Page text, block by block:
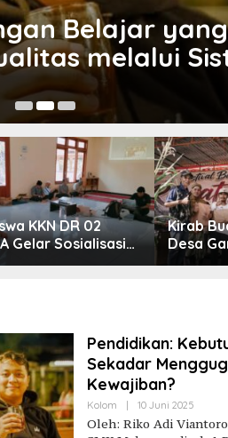
Belajar
melalui
KKN DR 02
Gelar Sosialisasi
Jeruklegi
Kirab
Desa
Pendidikan:
Sekadar
Kewajiban?
Kolom 10 Juni 2025Oleh
Kita
Oleh: Riko Adi